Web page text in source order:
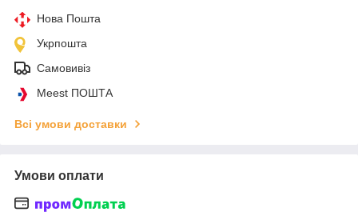
Нова Пошта
Укрпошта
Самовивіз
Meest ПОШТА
Всі умови доставки
Умови оплати